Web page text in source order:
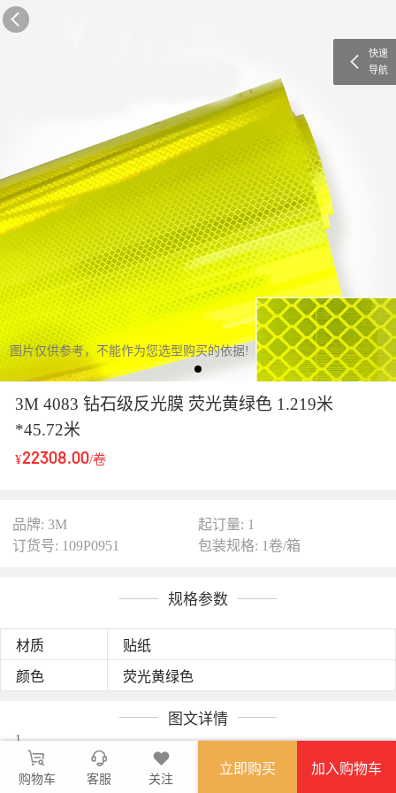
图片仅供参考，不能作为您选型购买的依据!
3M 4083 钻石级反光膜 荧光黄绿色 1.219米
*45.72米
¥22308.00/卷
品牌: 3M
起订量: 1
订货号: 109P0951
包装规格: 1卷/箱
规格参数
材质 贴纸
颜色 荧光黄绿色
图文详情
1
商品视频
购物车 客服 关注
立即购买 加入购物车
快速
导航